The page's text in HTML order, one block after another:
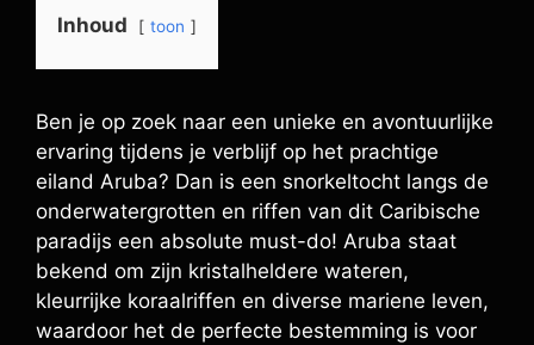
Inhoud toon
Ben je op zoek naar een unieke en avontuurlijke
ervaring tijdens je verblijf op het prachtige
eiland Aruba? Dan is een snorkeltocht langs de
onderwatergrotten en riffen van dit Caribische
paradijs een absolute must-do! Aruba staat
bekend om zijn kristalheldere wateren,
kleurrijke koraalriffen en diverse mariene leven,
waardoor het de perfecte bestemming is voor